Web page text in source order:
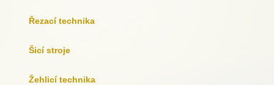
Řezací technika
Šicí stroje
Žehlicí technika